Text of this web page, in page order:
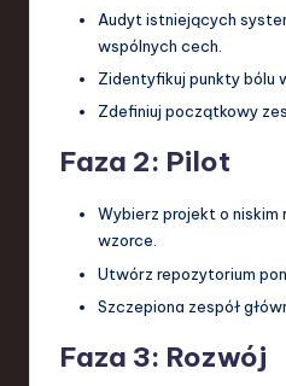
Audyt istniejących
wspólnych cech.
Zidentyfikuj punkty bólu
Zdefiniuj początkowy
Faza 2: Pilot
Wybierz projekt o
wzorce.
Utwórz repozytorium
Szczepiona zespół
Faza 3: Rozwój